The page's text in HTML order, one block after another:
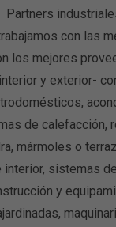
Partners
con las
los mejores
y exterior-
de calefacción,
mármoles o
interior, sistemas
y